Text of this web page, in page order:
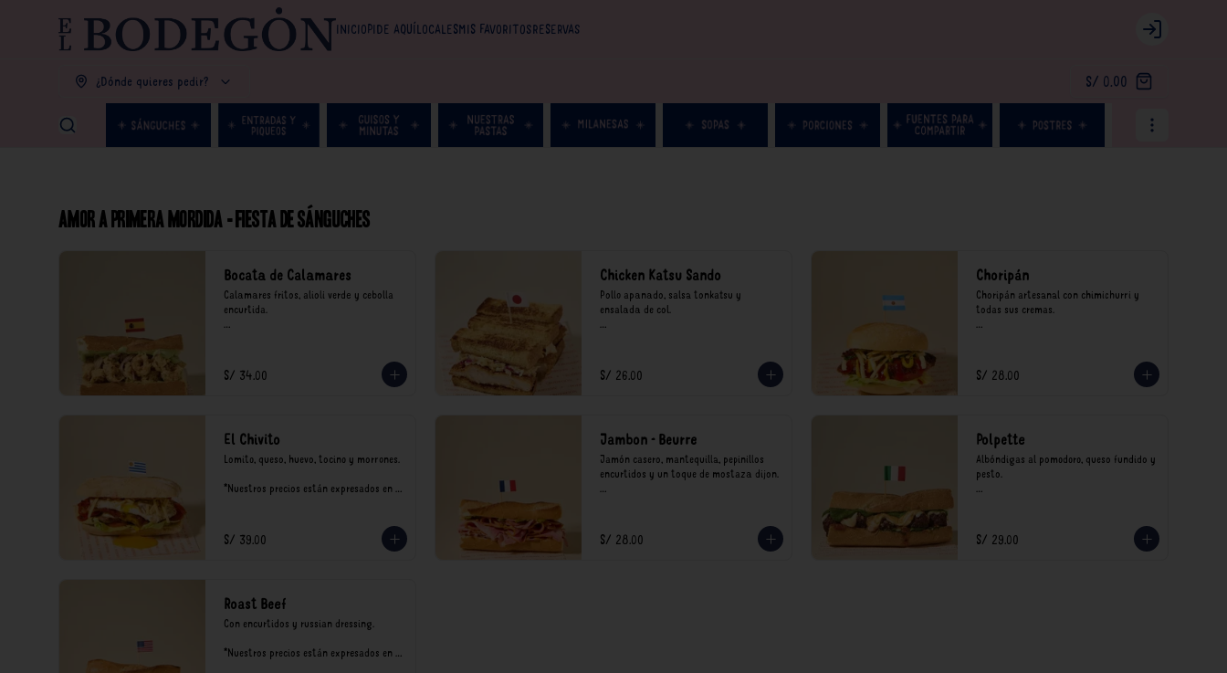
INICIOPIDE AQUÍLOCALESMIS FAVORITOSRESERVAS Login
¿Dónde quieres pedir? S/ 0.00
Amor a primera mordida - Fiesta de Sánguches
Bocata de Calamares
Calamares fritos, alioli verde y cebolla
encurtida.
recargo al consumo.
S/ 34.00
Chicken Katsu Sando
Pollo apanado, salsa tonkatsu y
ensalada de col.
recargo al consumo.
S/ 26.00
Choripán
Choripán artesanal con chimichurri y
todas sus cremas.
recargo al consumo.
S/ 28.00
El Chivito
Lomito, queso, huevo, tocino y morrones.
*Nuestros precios están expresados en
S/ 39.00
Jambon - Beurre
Jamón casero, mantequilla, pepinillos
encurtidos y un toque de mostaza dijon.
recargo al consumo.
S/ 28.00
Polpette
Albóndigas al pomodoro, queso fundido y
pesto.
recargo al consumo.
S/ 29.00
Roast Beef
Con encurtidos y russian dressing.
*Nuestros precios están expresados en